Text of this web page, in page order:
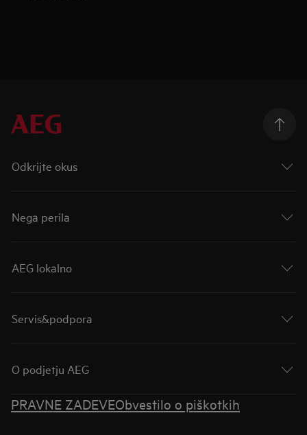
Odkrijte okus
Nega perila
AEG lokalno
Servis&podpora
O podjetju AEG
PRAVNE ZADEVEObvestilo o piškotkih